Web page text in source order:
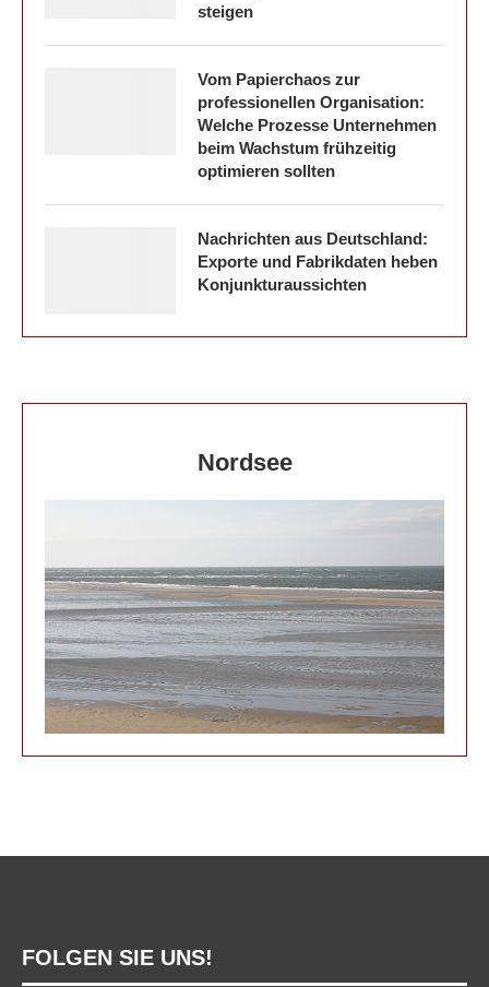
steigen
Vom Papierchaos zur
professionellen Organisation:
Welche Prozesse Unternehmen
beim Wachstum frühzeitig
optimieren sollten
Nachrichten aus Deutschland:
Exporte und Fabrikdaten heben
Konjunkturaussichten
Nordsee
FOLGEN SIE UNS!